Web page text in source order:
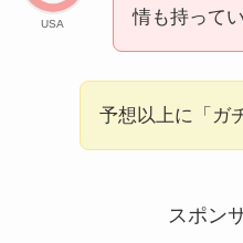
USA
情も持って
予想以上に「ガ
スポン